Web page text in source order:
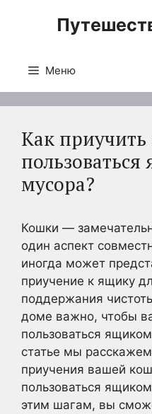
Меню
Как
мусора?
Кошки —
один аспект
иногда может
приучение к ящику
поддержания
доме важно, чтобы
пользоваться
статье мы
приучения вашей
пользоваться
этим шагам, вы